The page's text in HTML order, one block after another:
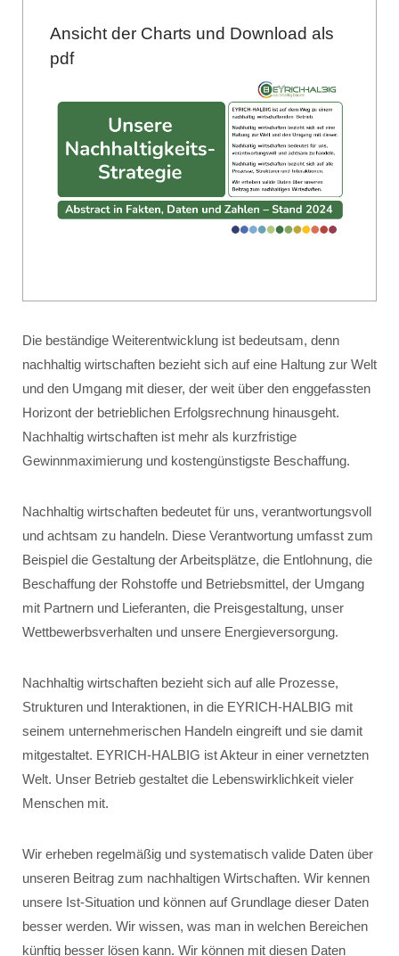
Ansicht der Charts und Download als
pdf
Die beständige Weiterentwicklung ist bedeutsam, denn
nachhaltig wirtschaften bezieht sich auf eine Haltung zur Welt
und den Umgang mit dieser, der weit über den enggefassten
Horizont der betrieblichen Erfolgsrechnung hinausgeht.
Nachhaltig wirtschaften ist mehr als kurzfristige
Gewinnmaximierung und kostengünstigste Beschaffung.
Nachhaltig wirtschaften bedeutet für uns, verantwortungsvoll
und achtsam zu handeln. Diese Verantwortung umfasst zum
Beispiel die Gestaltung der Arbeitsplätze, die Entlohnung, die
Beschaffung der Rohstoffe und Betriebsmittel, der Umgang
mit Partnern und Lieferanten, die Preisgestaltung, unser
Wettbewerbsverhalten und unsere Energieversorgung.
Nachhaltig wirtschaften bezieht sich auf alle Prozesse,
Strukturen und Interaktionen, in die EYRICH-HALBIG mit
seinem unternehmerischen Handeln eingreift und sie damit
mitgestaltet. EYRICH-HALBIG ist Akteur in einer vernetzten
Welt. Unser Betrieb gestaltet die Lebenswirklichkeit vieler
Menschen mit.
Wir erheben regelmäßig und systematisch valide Daten über
unseren Beitrag zum nachhaltigen Wirtschaften. Wir kennen
unsere Ist-Situation und können auf Grundlage dieser Daten
besser werden. Wir wissen, was man in welchen Bereichen
künftig besser lösen kann. Wir können mit diesen Daten